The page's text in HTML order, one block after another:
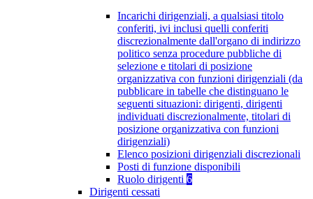
Incarichi dirigenziali, a qualsiasi titolo
conferiti, ivi inclusi quelli conferiti
discrezionalmente dall'organo di indirizzo
politico senza procedure pubbliche di
selezione e titolari di posizione
organizzativa con funzioni dirigenziali (da
pubblicare in tabelle che distinguano le
seguenti situazioni: dirigenti, dirigenti
individuati discrezionalmente, titolari di
posizione organizzativa con funzioni
dirigenziali)
Elenco posizioni dirigenziali discrezionali
Posti di funzione disponibili
Ruolo dirigenti 6
Dirigenti cessati